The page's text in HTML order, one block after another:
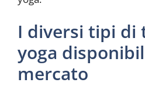
I diversi tipi di
yoga
mercato